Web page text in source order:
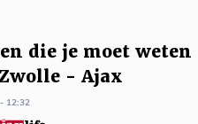
die je moet weten
Zwolle - Ajax
12:32